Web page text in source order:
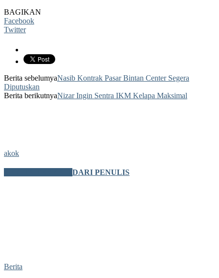
BAGIKAN
Facebook
Twitter
Berita sebelumyaNasib Kontrak Pasar Bintan Center Segera
Diputuskan
Berita berikutnyaNizar Ingin Sentra IKM Kelapa Maksimal
akok
DARI PENULIS
Berita